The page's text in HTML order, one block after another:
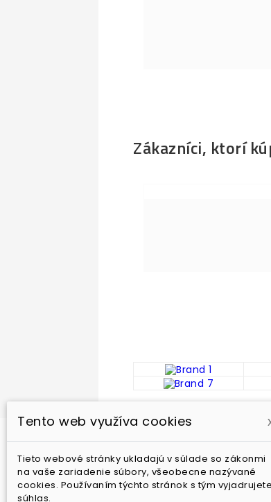
Zákazníci, ktorí
PRODUKTY
Akcia
Tento web využíva cookies
Tieto webové stránky ukladajú v súlade so zákonmi
na vaše zariadenie súbory, všeobecne nazývané
cookies. Používaním týchto stránok s tým vyjadrujete
súhlas.